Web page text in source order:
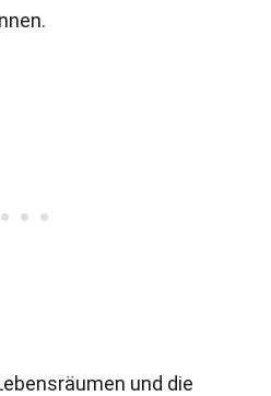
und die